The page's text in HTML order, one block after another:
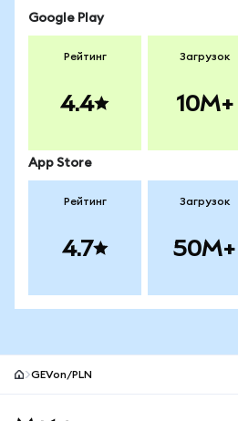
Google Play
Рейтинг
4.4
Загрузок
10M+
App Store
Рейтинг
4.7
Загрузок
50M+
GEVon/PLN